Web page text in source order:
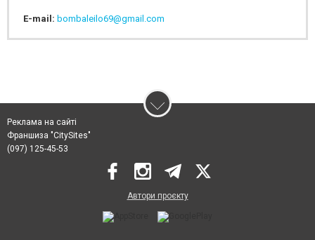
E-mail: bombaleilo69@gmail.com
Реклама на сайті
Франшиза "CitySites"
(097) 125-45-53
Автори проєкту